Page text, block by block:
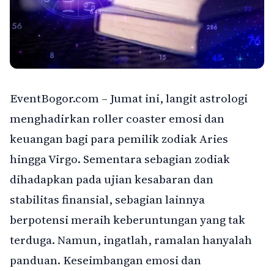
EventBogor.com – Jumat ini, langit astrologi
menghadirkan roller coaster emosi dan
keuangan bagi para pemilik zodiak Aries
hingga Virgo. Sementara sebagian zodiak
dihadapkan pada ujian kesabaran dan
stabilitas finansial, sebagian lainnya
berpotensi meraih keberuntungan yang tak
terduga. Namun, ingatlah, ramalan hanyalah
panduan. Keseimbangan emosi dan